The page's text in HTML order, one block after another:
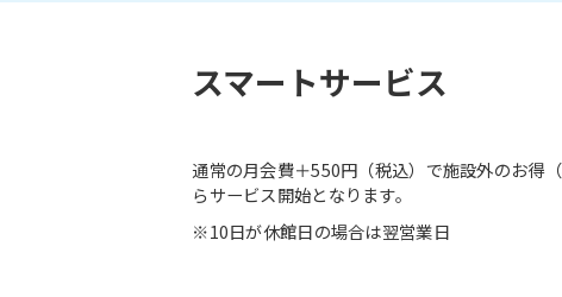
スマートサービス
通常の月会費＋550円（税込）で施設外のお得
らサービス開始となります。
※10日が休館日の場合は翌営業日